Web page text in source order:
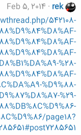
rek
Feb 5, 2014
542108-
%28-
%D9%88-
%29-
page18?